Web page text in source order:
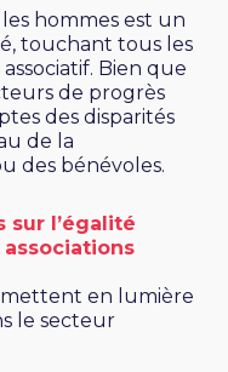
hommes est un
touchant tous les
Bien que
de progrès
des disparités
de la
des bénévoles.
sur l’égalité
en lumière
le secteur